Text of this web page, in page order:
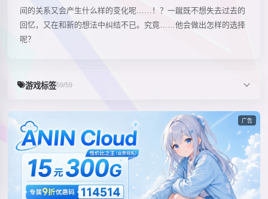
间的关系又会产生什么样的变化呢……！？一蹴既不想失去过去的
回忆，又在和新的想法中纠结不已。究竟……他会做出怎样的选择
呢？
游戏标签59/59
广告